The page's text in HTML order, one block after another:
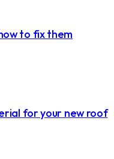
to fix them
for your new roof